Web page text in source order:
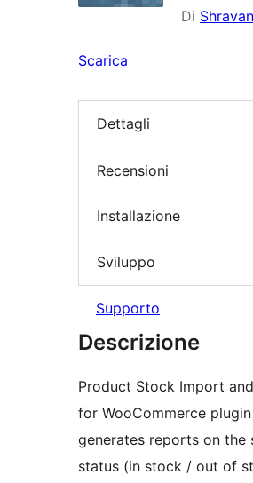
Di
Scarica
Dettagli
Recensioni
Installazione
Sviluppo
Supporto
Descrizione
Product Stock Import
for WooCommerce plugin
generates reports on the
status (in stock / out of